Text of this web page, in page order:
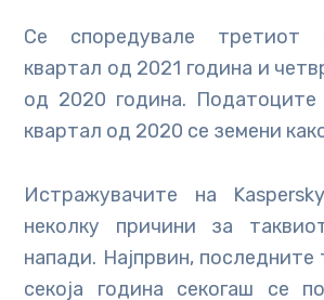
Се споредувале третиот
квартал од 2021 година и
од 2020 година. Податоците
квартал од 2020 се земени
Истражувачите на
неколку причини за
напади. Најпрвин,
секоја година секогаш се